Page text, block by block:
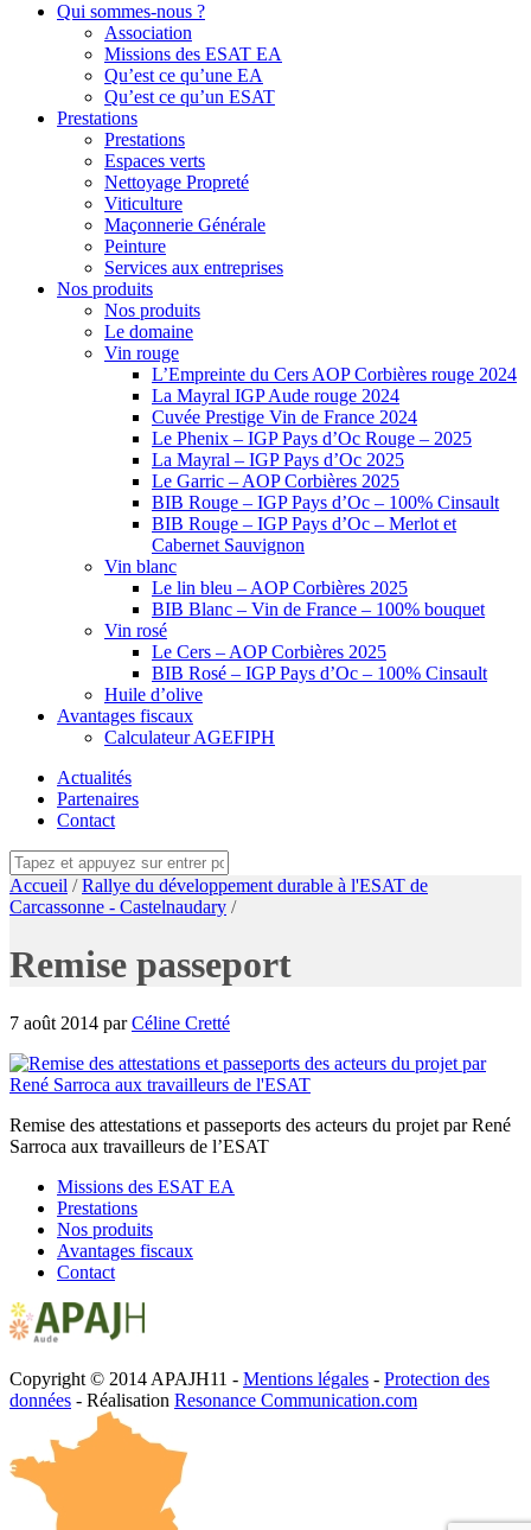
Qui sommes-nous ?
Association
Missions des ESAT EA
Qu’est ce qu’une EA
Qu’est ce qu’un ESAT
Prestations
Prestations
Espaces verts
Nettoyage Propreté
Viticulture
Maçonnerie Générale
Peinture
Services aux entreprises
Nos produits
Nos produits
Le domaine
Vin rouge
L’Empreinte du Cers AOP Corbières rouge 2024
La Mayral IGP Aude rouge 2024
Cuvée Prestige Vin de France 2024
Le Phenix – IGP Pays d’Oc Rouge – 2025
La Mayral – IGP Pays d’Oc 2025
Le Garric – AOP Corbières 2025
BIB Rouge – IGP Pays d’Oc – 100% Cinsault
BIB Rouge – IGP Pays d’Oc – Merlot et
Cabernet Sauvignon
Vin blanc
Le lin bleu – AOP Corbières 2025
BIB Blanc – Vin de France – 100% bouquet
Vin rosé
Le Cers – AOP Corbières 2025
BIB Rosé – IGP Pays d’Oc – 100% Cinsault
Huile d’olive
Avantages fiscaux
Calculateur AGEFIPH
Actualités
Partenaires
Contact
Accueil /Rallye du développement durable à l'ESAT de
Carcassonne - Castelnaudary /
Remise passeport
7 août 2014 parCéline Cretté
Remise des attestations et passeports des acteurs du projet par René
Sarroca aux travailleurs de l’ESAT
Missions des ESAT EA
Prestations
Nos produits
Avantages fiscaux
Contact
Copyright © 2014 APAJH11 - Mentions légales - Protection des
données - Réalisation Resonance Communication.com